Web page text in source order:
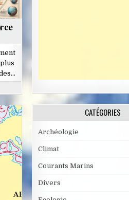
CATÉGORIES
Archéologie
Climat
Courants Marins
Divers